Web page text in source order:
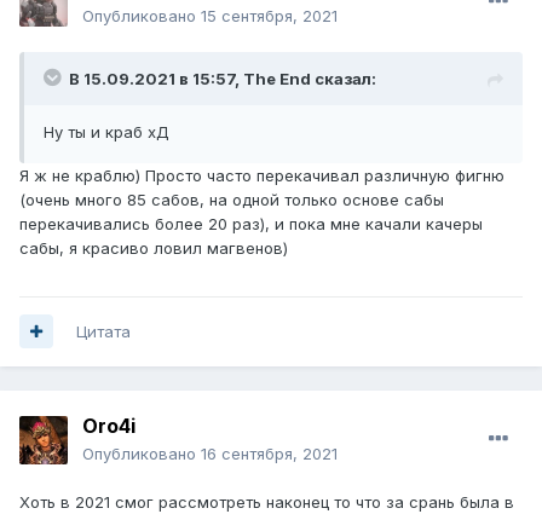
Опубликовано 15 сентября, 2021
В 15.09.2021 в 15:57, The End сказал:
Ну ты и краб хД
Я ж не краблю) Просто часто перекачивал различную фигню
(очень много 85 сабов, на одной только основе сабы
перекачивались более 20 раз), и пока мне качали качеры
сабы, я красиво ловил магвенов)
Цитата
Oro4i
Опубликовано 16 сентября, 2021
Хоть в 2021 смог рассмотреть наконец то что за срань была в